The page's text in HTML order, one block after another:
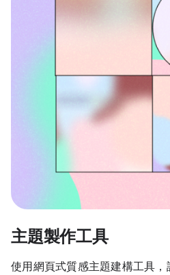
主題製作工具
使用網頁式質感主題建構工具